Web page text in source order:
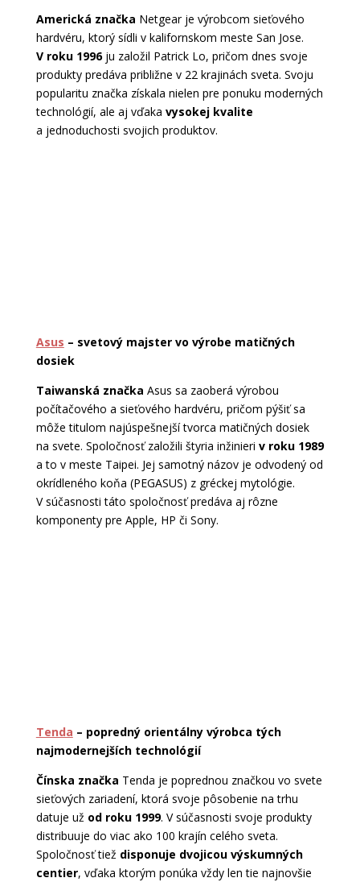
Americká značka Netgear je výrobcom sieťového
hardvéru, ktorý sídli v kalifornskom meste San Jose.
V roku 1996ju založil Patrick Lo, pričom dnes svoje
produkty predáva približne v 22 krajinách sveta. Svoju
popularitu značka získala nielen pre ponuku moderných
technológií, ale aj vďaka vysokej kvalite
a jednoduchosti svojich produktov.
Asus – svetový majster vo výrobe matičných
dosiek
Taiwanská značka Asus sa zaoberá výrobou
počítačového a sieťového hardvéru, pričom pýšiť sa
môže titulom najúspešnejší tvorca matičných dosiek
na svete. Spoločnosť založili štyria inžinieri v roku 1989
a to v meste Taipei. Jej samotný názov je odvodený od
okrídleného koňa (PEGASUS) z gréckej mytológie.
V súčasnosti táto spoločnosť predáva aj rôzne
komponenty pre Apple, HP či Sony.
Tenda – popredný orientálny výrobca tých
najmodernejších technológií
Čínska značka Tenda je poprednou značkou vo svete
sieťových zariadení, ktorá svoje pôsobenie na trhu
datuje už od roku 1999. V súčasnosti svoje produkty
distribuuje do viac ako 100 krajín celého sveta.
Spoločnosť tiež disponuje dvojicou výskumných
centier, vďaka ktorým ponúka vždy len tie najnovšie